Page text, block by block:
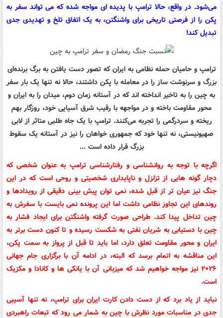
می‌شود. در واقع، حالا ترامپ با پدیده ای مواجه شده که می تواند سفر به
پکن را از فرصتی تاریخی برای واشنگتن، به یک اتفاق تلخ و تهدیدی جدی
تبدیل کند!
ترامپ و حامیان حمله نظامی به ایران که تصور دست یافتن به برگ برنده‌ای
بزرگ و سرنوشت ساز را در معامله با پکن داشتند، حالا نه تنها یک بار سفر
به چین را به تاخیر انداخته اند که در آستانه زمان دوم، میدان را به ایران و
محور مقاومت باخته و در مواجهه با رقیب شرق آسیایی خود، روزگار بهم
ریخته و سردرگمی را تجربه می‌کنند. ترامپ با یک جاه طلبی متاثر از لابی
صهیونیستی، نه تنها خود که جمهوری خواهان را نیز در آستانه یک سقوط
بزرگ قرار داده است ...
اگرچه با توجه به روانشناسی و رفتارشناسی ترامپ به عنوان شخصی که
دچار گونه هایی از تزلزل و ناپایداری شخصیتی و روحی است که در این
جنگ نیز عیان تر از قبل شده، نمی توان پیش بینی دقیقی از رویدادها و
روندهای این تجاوز نظامی داشت اما این پرونده نمی بایست با سفرش به
چین تداخل پیدا کند. طراحی صورت گرفته واشنگتن برای ایجاد فشار به
چین با دستیابی به شریان نفتی به شکست رسیده و تا کنون دست برتر به
ایران و محور مقاومت تعلق دارد، اما باید تا قبل از پرواز به سمت پکن،
این مناقشه به اتمام برسد که البته، در ادامه آن با برگزاری جام جهانی
۲۰۲۶ نیز مواجه خواهیم شد که میزبانی آن با یانکی ها و کانادا و مکزیک
است.
نباید از یاد برد که از دست دادن کارت ایران برای ترامپ، نه تنها آسیبی
جدی در مناسبات مورد نظرش با چین به شمار می رود که تبعات راهبردی